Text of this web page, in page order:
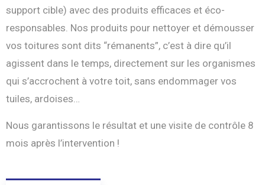
support cible) avec des produits efficaces et éco-
responsables. Nos produits pour nettoyer et démousser
vos toitures sont dits “rémanents”, c’est à dire qu’il
agissent dans le temps, directement sur les organismes
qui s’accrochent à votre toit, sans endommager vos
tuiles, ardoises…
Nous garantissons le résultat et une visite de contrôle 8
mois après l’intervention !